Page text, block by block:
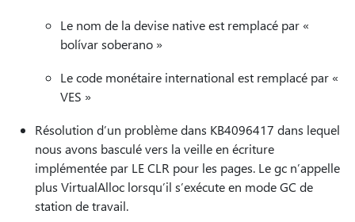
Le nom de la devise native est remplacé par «
bolívar soberano »
Le code monétaire international est remplacé par «
VES »
Résolution d’un problème dans KB4096417 dans lequel
nous avons basculé vers la veille en écriture
implémentée par LE CLR pour les pages. Le gc n’appelle
plus VirtualAlloc lorsqu’il s’exécute en mode GC de
station de travail.